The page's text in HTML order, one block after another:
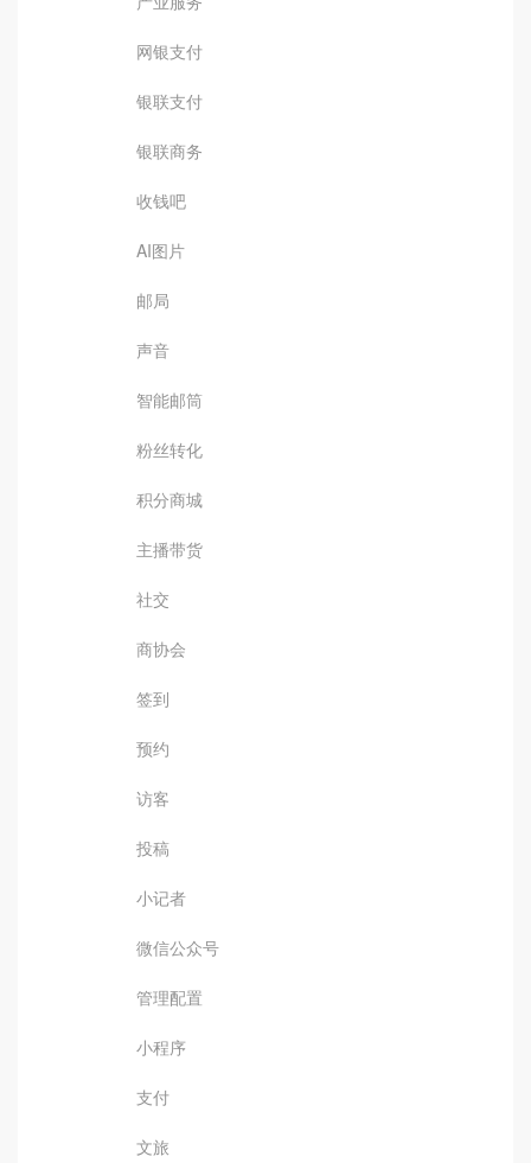
网银支付
银联支付
银联商务
收钱吧
AI图片
邮局
声音
智能邮筒
粉丝转化
积分商城
主播带货
社交
商协会
签到
预约
访客
投稿
小记者
微信公众号
管理配置
小程序
支付
文旅